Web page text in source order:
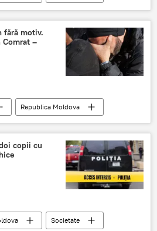
noapte
capitala
fără motiv.
Comrat –
Republica Moldova
copii cu
Societate